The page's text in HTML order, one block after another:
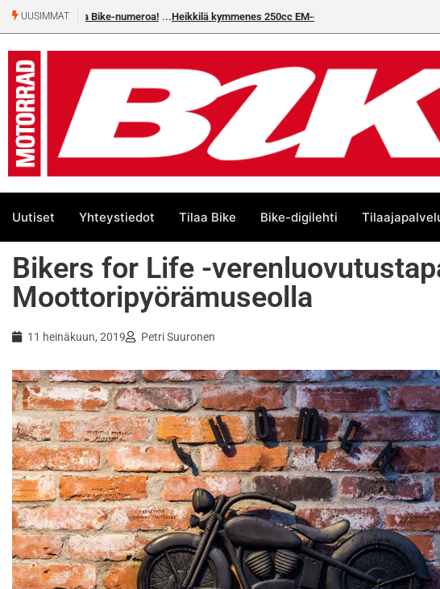
UUSIMMAT Heikkilä kymmenes 250cc EM-challengessä
Uutiset Yhteystiedot Tilaa Bike Bike-digilehti
Bikers for Life -
Moottoripyörämuseolla
11 heinäkuun, 2019 Petri Suuronen